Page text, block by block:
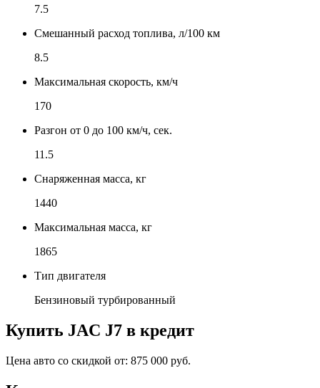
7.5
Смешанный расход топлива, л/100 км
8.5
Максимальная скорость, км/ч
170
Разгон от 0 до 100 км/ч, сек.
11.5
Снаряженная масса, кг
1440
Максимальная масса, кг
1865
Тип двигателя
Бензиновый турбированный
Купить JAC J7 в кредит
Цена авто со скидкой от: 875 000 руб.